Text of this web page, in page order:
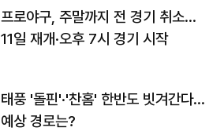
프로야구, 주말까지 전 경기 취소…
11일 재개·오후 7시 경기 시작
태풍 '돌핀'·'찬홈' 한반도 빗겨간다…
예상 경로는?